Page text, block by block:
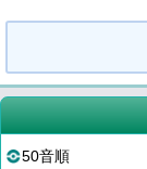
50音順